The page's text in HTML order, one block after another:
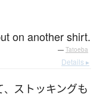
on another shirt.
— Tatoeba
Details ▸
、 ストッキングも